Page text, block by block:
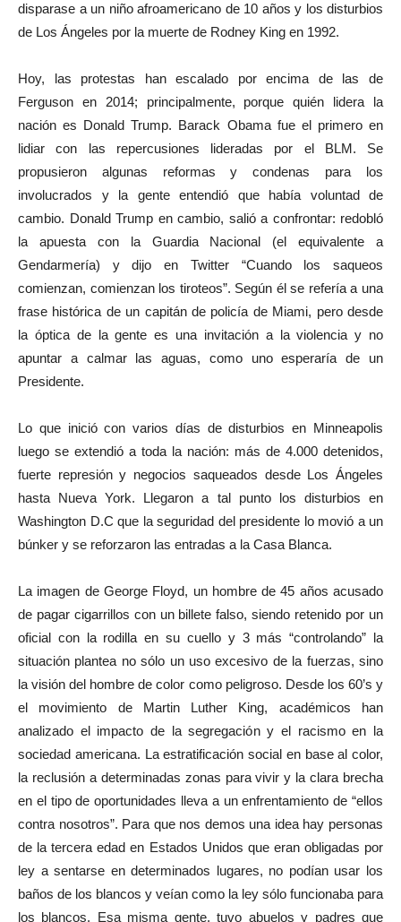
disparase a un niño afroamericano de 10 años y los disturbios
de Los Ángeles por la muerte de Rodney King en 1992.
Hoy, las protestas han escalado por encima de las de
Ferguson en 2014; principalmente, porque quién lidera la
nación es Donald Trump. Barack Obama fue el primero en
lidiar con las repercusiones lideradas por el BLM. Se
propusieron algunas reformas y condenas para los
involucrados y la gente entendió que había voluntad de
cambio. Donald Trump en cambio, salió a confrontar: redobló
la apuesta con la Guardia Nacional (el equivalente a
Gendarmería) y dijo en Twitter “Cuando los saqueos
comienzan, comienzan los tiroteos”. Según él se refería a una
frase histórica de un capitán de policía de Miami, pero desde
la óptica de la gente es una invitación a la violencia y no
apuntar a calmar las aguas, como uno esperaría de un
Presidente.
Lo que inició con varios días de disturbios en Minneapolis
luego se extendió a toda la nación: más de 4.000 detenidos,
fuerte represión y negocios saqueados desde Los Ángeles
hasta Nueva York. Llegaron a tal punto los disturbios en
Washington D.C que la seguridad del presidente lo movió a un
búnker y se reforzaron las entradas a la Casa Blanca.
La imagen de George Floyd, un hombre de 45 años acusado
de pagar cigarrillos con un billete falso, siendo retenido por un
oficial con la rodilla en su cuello y 3 más “controlando” la
situación plantea no sólo un uso excesivo de la fuerzas, sino
la visión del hombre de color como peligroso. Desde los 60’s y
el movimiento de Martin Luther King, académicos han
analizado el impacto de la segregación y el racismo en la
sociedad americana. La estratificación social en base al color,
la reclusión a determinadas zonas para vivir y la clara brecha
en el tipo de oportunidades lleva a un enfrentamiento de “ellos
contra nosotros”. Para que nos demos una idea hay personas
de la tercera edad en Estados Unidos que eran obligadas por
ley a sentarse en determinados lugares, no podían usar los
baños de los blancos y veían como la ley sólo funcionaba para
los blancos. Esa misma gente, tuvo abuelos y padres que